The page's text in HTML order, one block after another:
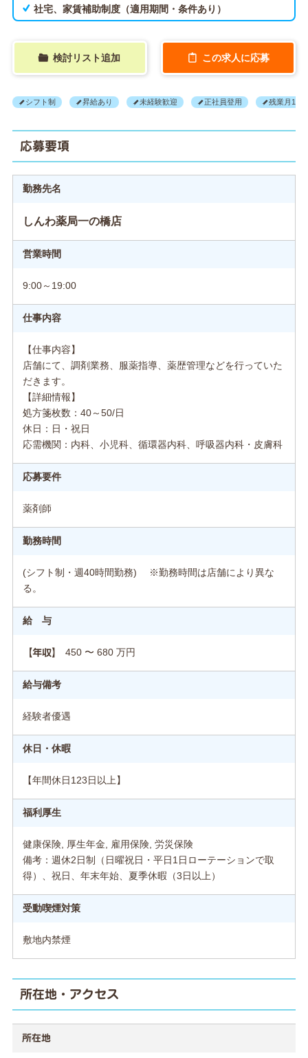
社宅、家賃補助制度（適用期間・条件あり）
検討リスト追加 この求人に応募
シフト制 昇給あり 未経験歓迎 正社員登用 残業月10H
応募要項
勤務先名
しんわ薬局一の橋店
営業時間
9:00～19:00
仕事内容
【仕事内容】
店舗にて、調剤業務、服薬指導、薬歴管理などを行っていた
だきます。
【詳細情報】
処方箋枚数：40～50/日
休日：日・祝日
応需機関：内科、小児科、循環器内科、呼吸器内科・皮膚科
応募要件
薬剤師
勤務時間
(シフト制・週40時間勤務) ※勤務時間は店舗により異な
る。
給 与
【年収】 450 〜 680 万円
給与備考
経験者優遇
休日・休暇
【年間休日123日以上】
福利厚生
健康保険, 厚生年金, 雇用保険, 労災保険
備考：週休2日制（日曜祝日・平日1日ローテーションで取
得）、祝日、年末年始、夏季休暇（3日以上）
受動喫煙対策
敷地内禁煙
所在地・アクセス
所在地